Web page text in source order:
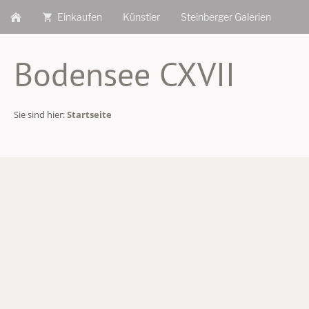
Einkaufen Künstler Steinberger Galerien
Bodensee CXVII
Sie sind hier:Startseite